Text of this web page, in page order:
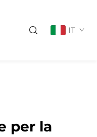
IT
per la